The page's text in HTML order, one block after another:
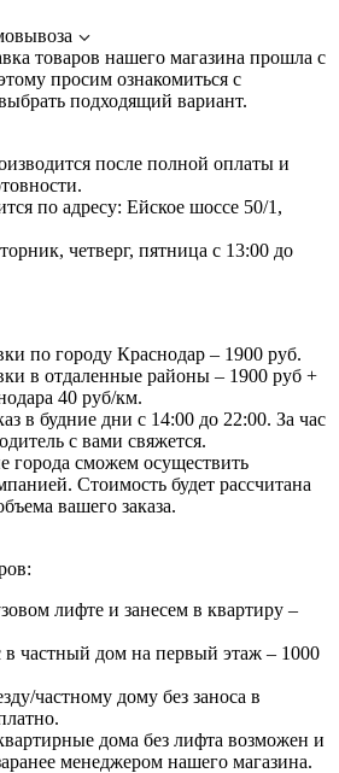
товаров нашего магазина прошла с
просим ознакомиться с
подходящий вариант.
после полной оплаты и
по адресу: Ейское шоссе 50/1,
четверг, пятница с 13:00 до
по городу Краснодар – 1900 руб.
в отдаленные районы – 1900 руб +
40 руб/км.
в будние дни с 14:00 до 22:00. За час
с вами свяжется.
города сможем осуществить
Стоимость будет рассчитана
вашего заказа.
лифте и занесем в квартиру –
в частный дом на первый этаж – 1000
частному дому без заноса в
дома без лифта возможен и
менеджером нашего магазина.